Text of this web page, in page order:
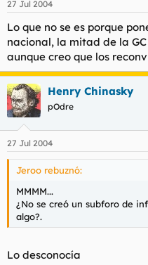
27 Jul 2004
Lo que no se es porque
nacional, la mitad de la
aunque creo que los
Henry Chinasky
pOdre
27 Jul 2004
Jeroo rebuznó:
MMMM...
¿No se creó un subforo de
algo?.
Lo desconocía